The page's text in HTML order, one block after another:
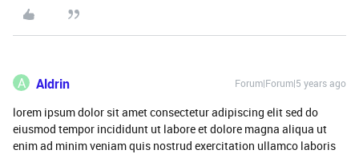
A Aldrin Forum|Forum|5 years ago
lorem ipsum dolor sit amet consectetur adipiscing elit sed do
eiusmod tempor incididunt ut labore et dolore magna aliqua ut
enim ad minim veniam quis nostrud exercitation ullamco laboris